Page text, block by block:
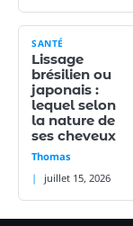
SANTÉ
Lissage
brésilien ou
japonais :
lequel selon
la nature de
ses cheveux
Thomas
juillet 15, 2026